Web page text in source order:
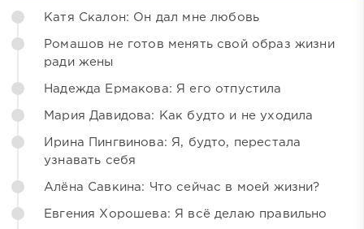
Катя Скалон: Он дал мне любовь
Ромашов не готов менять свой образ жизни
ради жены
Надежда Ермакова: Я его отпустила
Мария Давидова: Как будто и не уходила
Ирина Пингвинова: Я, будто, перестала
узнавать себя
Алёна Савкина: Что сейчас в моей жизни?
Евгения Хорошева: Я всё делаю правильно